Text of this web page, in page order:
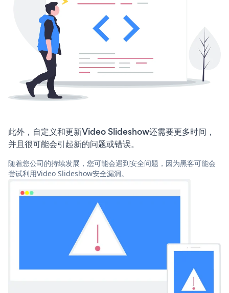
此外，自定义和更新Video Slideshow还需要更多时间，
并且很可能会引起新的问题或错误。
随着您公司的持续发展，您可能会遇到安全问题，因为黑客可能会
尝试利用Video Slideshow安全漏洞。